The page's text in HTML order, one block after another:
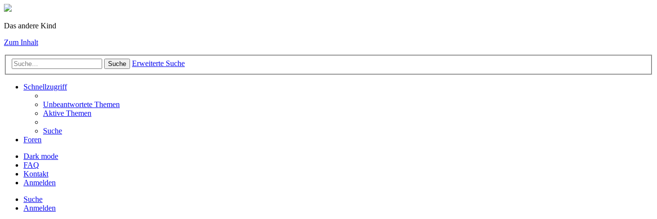
Das andere Kind
Zum Inhalt
Suche Erweiterte Suche
Schnellzugriff
Unbeantwortete Themen
Aktive Themen
Suche
Foren
Dark mode
FAQ
Kontakt
Anmelden
Suche
Anmelden